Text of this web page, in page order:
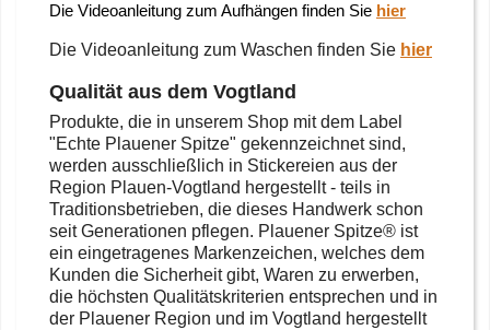
Die Videoanleitung zum Aufhängen finden Sie hier
Die Videoanleitung zum Waschen finden Sie hier
Qualität aus dem Vogtland
Produkte, die in unserem Shop mit dem Label
"Echte Plauener Spitze" gekennzeichnet sind,
werden ausschließlich in Stickereien aus der
Region Plauen-Vogtland hergestellt - teils in
Traditionsbetrieben, die dieses Handwerk schon
seit Generationen pflegen. Plauener Spitze® ist
ein eingetragenes Markenzeichen, welches dem
Kunden die Sicherheit gibt, Waren zu erwerben,
die höchsten Qualitätskriterien entsprechen und in
der Plauener Region und im Vogtland hergestellt